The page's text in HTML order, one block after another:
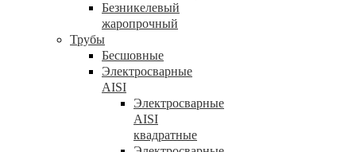
Безникелевый
жаропрочный
Трубы
Бесшовные
Электросварные
AISI
Электросварные
AISI
квадратные